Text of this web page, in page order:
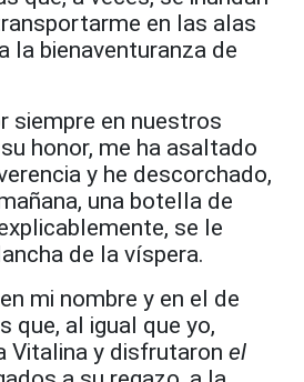
en las alas
la bienaventuranza de
siempre en nuestros
honor, me ha asaltado
y he descorchado,
una botella de
se le
de la víspera.
mi nombre y en el de
que, al igual que yo,
Vitalina y disfrutaron el